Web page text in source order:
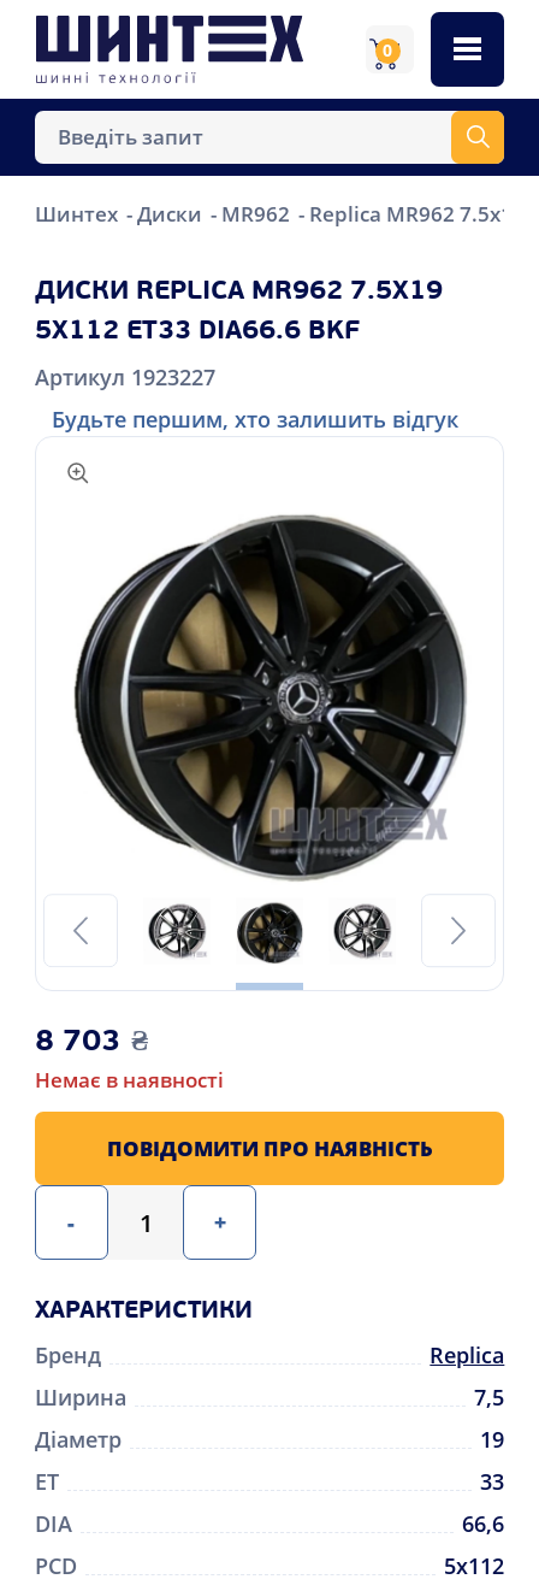
0
Шинтех Диски MR962 Replica MR962 7.5x19
ДИСКИ REPLICA MR962 7.5X19
5X112 ET33 DIA66.6 BKF
Артикул 1923227
Будьте першим, хто залишить відгук
8 703 ₴
Немає в наявності
- +
ПОВІДОМИТИ ПРО НАЯВНІСТЬ
ХАРАКТЕРИСТИКИ
Бренд
Replica
Ширина
7,5
Діаметр
19
ET
33
DIA
66,6
PCD
5x112